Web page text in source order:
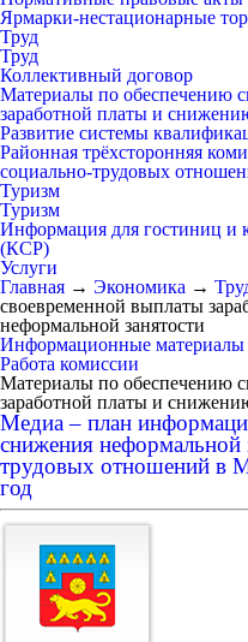
Ярмарки-нестационарные
Труд
Труд
Коллективный договор
Материалы по обеспечению
заработной платы и
Развитие системы
Районная трёхсторонняя
социально-трудовых
Туризм
Туризм
Информация для гостиниц и
(КСР)
Услуги
Главная → Экономика →
своевременной выплаты
неформальной занятости
Информационные материалы
Работа комиссии
Материалы по обеспечению
заработной платы и
Медиа – план
снижения неформальной
трудовых отношений в
год